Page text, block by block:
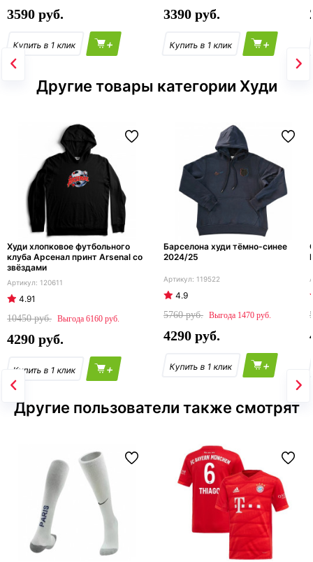
3590
+
3390
+
Другие товары категории Худи
Худи хлопковое футбольного
клуба Арсенал принт Arsenal со
звёздами
120611
4.91
10450
6160
4290
+
Барселона худи тёмно-синее
2024/25
119522
4.9
5760
1470
4290
+
Другие пользователи также смотрят